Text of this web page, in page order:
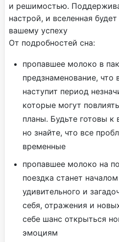
и решимостью.
настрой, и вселенная
вашему успеху
От подробностей сна:
пропавшее молоко в
предзнаменование, что
наступит период
которые могут
планы. Будьте готовы
но знайте, что все
временные
пропавшее молоко на
поездка станет
удивительного и
себя, отражения и
себе шанс открыться
эмоциям